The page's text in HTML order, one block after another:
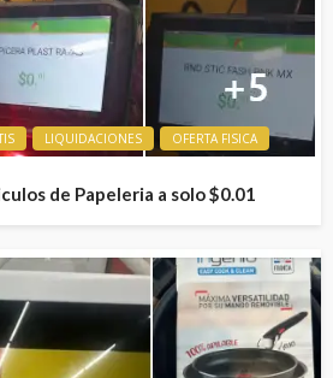
LIQUIDACIONES OFERTA FISICA
de Papeleria a solo $0.01